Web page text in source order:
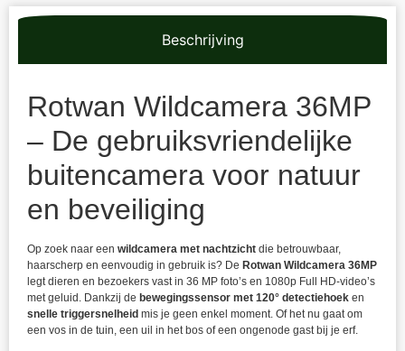
Beschrijving
Rotwan Wildcamera 36MP
– De gebruiksvriendelijke
buitencamera voor natuur
en beveiliging
Op zoek naar een wildcamera met nachtzicht die betrouwbaar,
haarscherp en eenvoudig in gebruik is? De Rotwan Wildcamera 36MP
legt dieren en bezoekers vast in 36 MP foto’s en 1080p Full HD-video’s
met geluid. Dankzij de bewegingssensor met 120° detectiehoek en
snelle triggersnelheid mis je geen enkel moment. Of het nu gaat om
een vos in de tuin, een uil in het bos of een ongenode gast bij je erf.